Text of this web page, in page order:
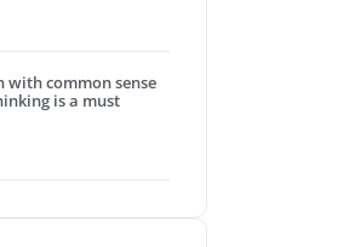
with common sense
is a must